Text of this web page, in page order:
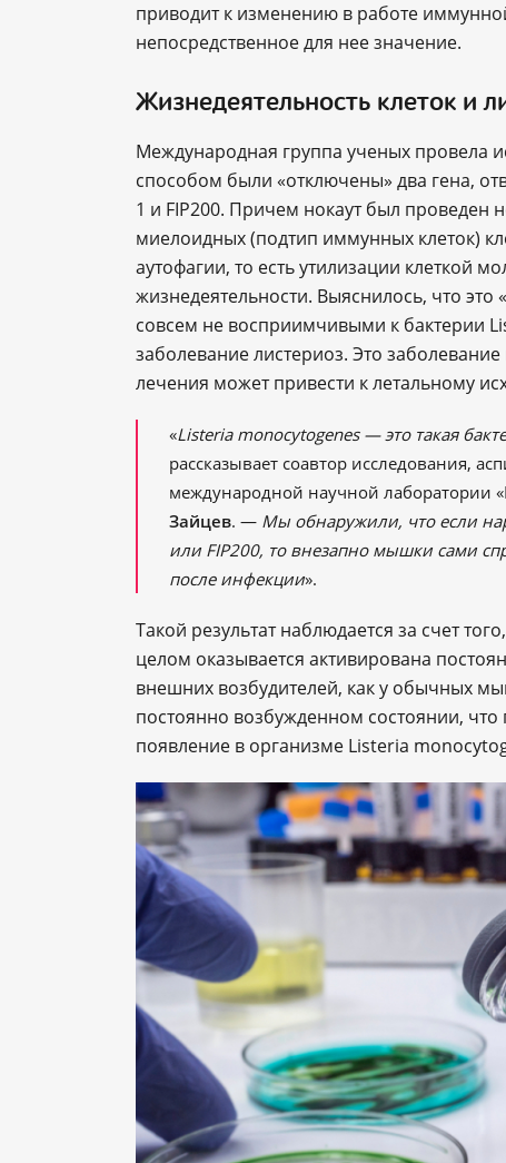
приводит к изменению в работе
непосредственное для нее значение.
Жизнедеятельность клеток и
Международная группа ученых провела
способом были «отключены» два гена,
1 и FIP200. Причем нокаут был проведен
миелоидных (подтип иммунных клеток)
аутофагии, то есть утилизации клеткой
жизнедеятельности. Выяснилось, что
совсем не восприимчивыми к бактерии
заболевание листериоз. Это
лечения может привести к летальному
«Listeria monocytogenes — это такая
рассказывает соавтор исследования,
международной научной лаборатории
Зайцев. — Мы обнаружили, что если
или FIP200, то внезапно мышки сами
после инфекции».
Такой результат наблюдается за счет
целом оказывается активирована
внешних возбудителей, как у обычных
постоянно возбужденном состоянии,
появление в организме Listeria